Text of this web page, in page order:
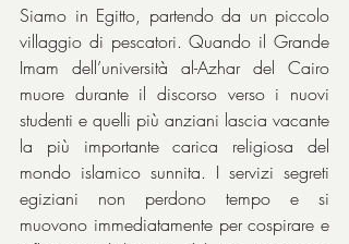
Siamo in Egitto, partendo da un piccolo
villaggio di pescatori. Quando il Grande
Imam dell’università al-Azhar del Cairo
muore durante il discorso verso i nuovi
studenti e quelli più anziani lascia vacante
la più importante carica religiosa del
mondo islamico sunnita. I servizi segreti
egiziani non perdono tempo e si
muovono immediatamente per cospirare e